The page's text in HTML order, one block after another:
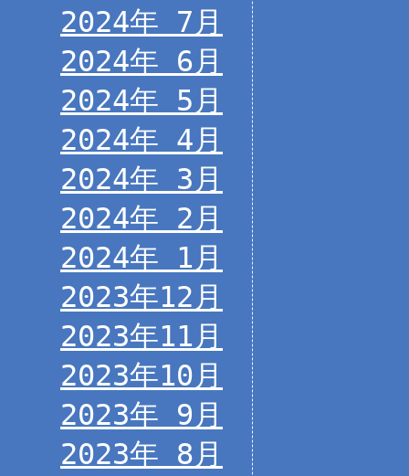
2024年 7月
2024年 6月
2024年 5月
2024年 4月
2024年 3月
2024年 2月
2024年 1月
2023年12月
2023年11月
2023年10月
2023年 9月
2023年 8月